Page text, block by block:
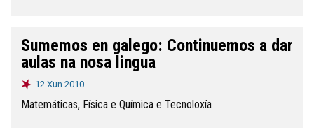
Sumemos en galego: Continuemos a dar
aulas na nosa lingua
12 Xun 2010
Matemáticas, Física e Química e Tecnoloxía